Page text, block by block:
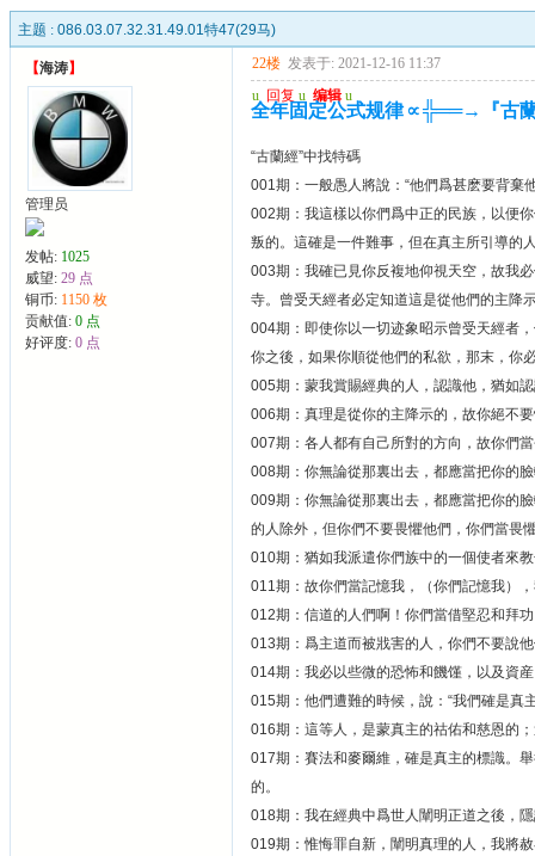
主题 : 086.03.07.32.31.49.01特47(29马)
【海涛】
管理员
发帖: 1025
威望: 29 点
铜币: 1150 枚
贡献值: 0 点
好评度: 0 点
22楼 发表于: 2021-12-16 11:37
u 回复 u 编辑 u
全年固定公式规律∝╬══→『古
“古蘭經”中找特碼
001期：一般愚人將說：“他們爲甚麽要背棄
002期：我這樣以你們爲中正的民族，以便
叛的。這確是一件難事，但在真主所引導的
003期：我確已見你反複地仰視天空，故我
寺。曾受天經者必定知道這是從他們的主降
004期：即使你以一切迹象昭示曾受天經者
你之後，如果你順從他們的私欲，那末，你
005期：蒙我賞賜經典的人，認識他，猶如
006期：真理是從你的主降示的，故你絕不
007期：各人都有自己所對的方向，故你們
008期：你無論從那裏出去，都應當把你的
009期：你無論從那裏出去，都應當把你的
的人除外，但你們不要畏懼他們，你們當畏
010期：猶如我派遣你們族中的一個使者來
011期：故你們當記憶我，（你們記憶我）
012期：信道的人們啊！你們當借堅忍和拜
013期：爲主道而被戕害的人，你們不要說
014期：我必以些微的恐怖和饑馑，以及資
015期：他們遭難的時候，說：“我們確是真
016期：這等人，是蒙真主的祜佑和慈恩的
017期：賽法和麥爾維，確是真主的標識。
的。
018期：我在經典中爲世人闡明正道之後，
019期：惟悔罪自新，闡明真理的人，我將